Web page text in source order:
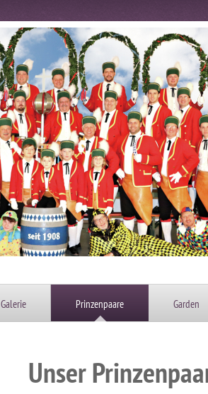
Galerie Prinzenpaare Garden
Unser